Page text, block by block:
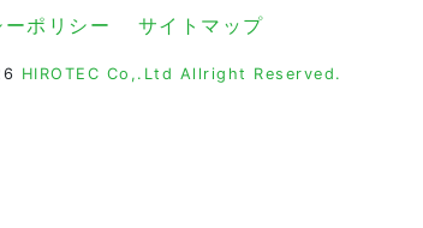
ポリシー サイトマップ
HIROTEC Co,.Ltd Allright Reserved.